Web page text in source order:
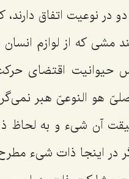
در نوعیت اتفاق
مشى كه از لوازم
حیوانیت اقتضاى
هو النوعىّ هبر
آن شیء و به لحاظ
در اینجا ذات شیء